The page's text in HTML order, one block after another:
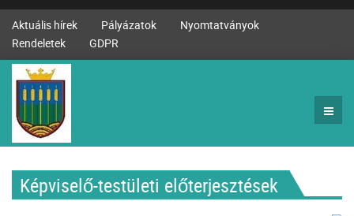
Aktuális hírek Pályázatok
Nyomtatványok
Rendeletek
GDPR
Képviselő-testületi előterjesztések